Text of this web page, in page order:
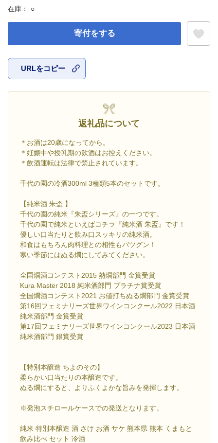
在庫： ○
寄付をする
URLをコピー
返礼品について
＊お酒は20歳になってから。
＊妊娠中や授乳期の飲酒はお控えください。
＊飲酒運転は法律で禁止されています。
千代の園の冷酒300ml 3種類5本のセットです。
【純米酒 朱盃 】
千代の園の純米『朱盃シリーズ』の一つです。
千代の園で純米といえばコチラ『純米酒 朱盃』です！
優しい口当たりと飲み口スッキリの純米酒。
和食はもちろん肉料理との相性もバツグン！
寒い季節にはぬる燗にしてみてください。
全国燗酒コンテスト2015 熱燗部門 金賞受賞
Kura Master 2018 純米酒部門 プラチナ賞受賞
全国燗酒コンテスト2021 お値打ちぬる燗部門 金賞受賞
第16回フェミナリーズ世界ワインコンクール2022 日本酒
純米酒部門 金賞受賞
第17回フェミナリーズ世界ワインコンクール2023 日本酒
純米酒部門 銀賞受賞
【特別本醸造 ちよのその】
柔らかい口当たりの本醸造です。
ぬる燗にすると、よりふくよかな旨みを発揮します。
※発泡スチロールケースでの発送となります。
純米 特別本醸造 酒 さけ お酒 サケ 熊本県 熊本 くまもと
飲み比べ セット 冷酒